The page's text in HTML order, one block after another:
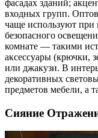
фасадах зданий;
входных групп.
чаще используют при
безопасного
комнате — такими
аксессуары (крючки,
или джакузи. В
декоративных
предметов мебели, а
Сияние